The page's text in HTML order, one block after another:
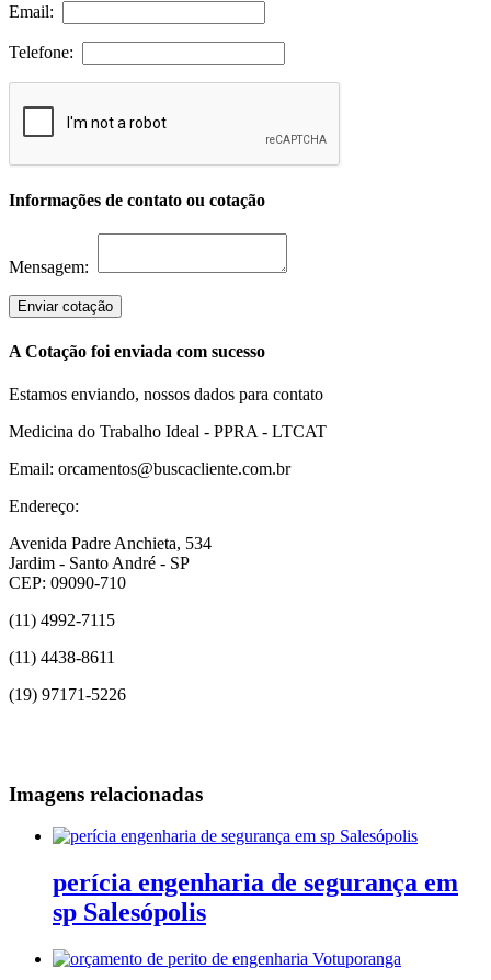
Email:
Telefone:
Informações de contato ou cotação
Mensagem:
Enviar cotação
A Cotação foi enviada com sucesso
Estamos enviando, nossos dados para contato
Medicina do Trabalho Ideal - PPRA - LTCAT
Email: orcamentos@buscacliente.com.br
Endereço:
Avenida Padre Anchieta, 534
Jardim - Santo André - SP
CEP: 09090-710
(11) 4992-7115
(11) 4438-8611
(19) 97171-5226
Imagens relacionadas
perícia engenharia de segurança em
sp Salesópolis